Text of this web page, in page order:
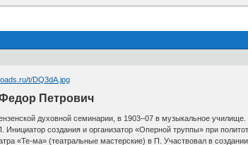
Петрович
духовной семинарии, в 1903–07 в музыкальное
создания и организатор «Оперной труппы» при
«Те-ма» (театральные мастерские) в П. Участвовал в